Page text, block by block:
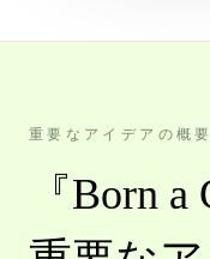
重要なアイデアの概要
『Born